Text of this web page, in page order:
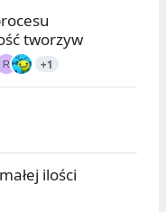
tworzyw
+1
ilości